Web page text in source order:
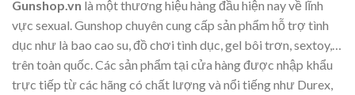
Gunshop.vn là một thương hiệu hàng đầu hiện nay về lĩnh
vực sexual. Gunshop chuyên cung cấp sản phẩm hỗ trợ tình
dục như là bao cao su, đồ chơi tình dục, gel bôi trơn, sextoy,…
trên toàn quốc. Các sản phẩm tại cửa hàng được nhập khẩu
trực tiếp từ các hãng có chất lượng và nổi tiếng như Durex,